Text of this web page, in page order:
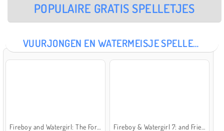
POPULAIRE GRATIS SPELLETJES
VUURJONGEN EN WATERMEISJE SPELLETJES